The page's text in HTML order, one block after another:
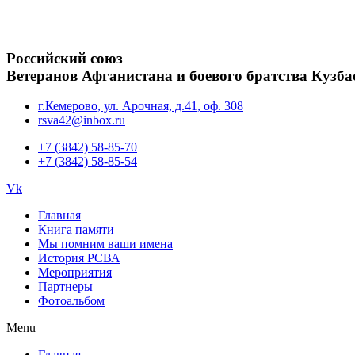
Российский союз
Ветеранов Афганистана и боевого братства
г.Кемерово, ул. Арочная, д.41, оф. 308
rsva42@inbox.ru
+7 (3842) 58-85-70
+7 (3842) 58-85-54
Vk
Главная
Книга памяти
Мы помним ваши имена
История РСВА
Мероприятия
Партнеры
Фотоальбом
Menu